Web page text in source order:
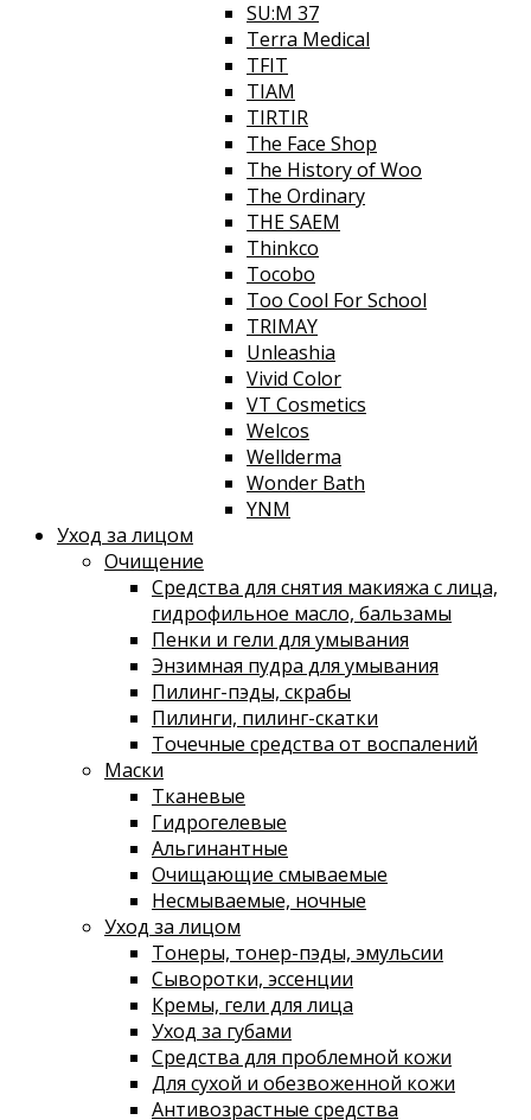
SU:M 37
Terra Medical
TFIT
TIAM
TIRTIR
The Face Shop
The History of Woo
The Ordinary
THE SAEM
Thinkco
Tocobo
Too Cool For School
TRIMAY
Unleashia
Vivid Color
VT Cosmetics
Welcos
Wellderma
Wonder Bath
YNM
Уход за лицом
Очищение
Средства для снятия макияжа с лица,
гидрофильное масло, бальзамы
Пенки и гели для умывания
Энзимная пудра для умывания
Пилинг-пэды, скрабы
Пилинги, пилинг-скатки
Точечные средства от воспалений
Маски
Тканевые
Гидрогелевые
Альгинантные
Очищающие смываемые
Несмываемые, ночные
Уход за лицом
Тонеры, тонер-пэды, эмульсии
Сыворотки, эссенции
Кремы, гели для лица
Уход за губами
Средства для проблемной кожи
Для сухой и обезвоженной кожи
Антивозрастные средства